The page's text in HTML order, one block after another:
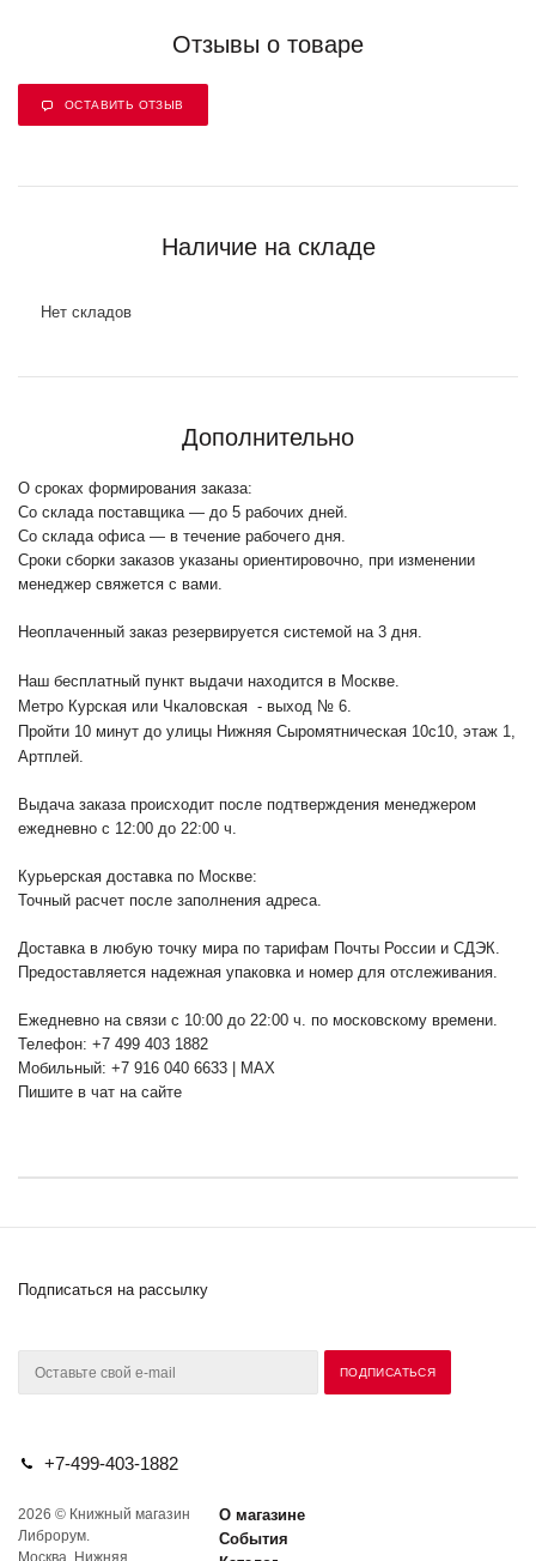
Отзывы о товаре
ОСТАВИТЬ ОТЗЫВ
Наличие на складе
Нет складов
Дополнительно
О сроках формирования заказа:
Со склада поставщика — до 5 рабочих дней.
Со склада офиса — в течение рабочего дня.
Сроки сборки заказов указаны ориентировочно, при изменении
менеджер свяжется с вами.
Неоплаченный заказ резервируется системой на 3 дня.
Наш бесплатный пункт выдачи находится в Москве.
Метро Курская или Чкаловская - выход № 6.
Пройти 10 минут до улицы Нижняя Сыромятническая 10с10, этаж 1,
Артплей.
Выдача заказа происходит после подтверждения менеджером
ежедневно с 12:00 до 22:00 ч.
Курьерская доставка по Москве:
Точный расчет после заполнения адреса.
Доставка в любую точку мира по тарифам Почты России и СДЭК.
Предоставляется надежная упаковка и номер для отслеживания.
Ежедневно на связи с 10:00 до 22:00 ч. по московскому времени.
Телефон: +7 499 403 1882
Мобильный: +7 916 040 6633 | MAX
Пишите в чат на сайте
Подписаться на рассылку
+7-499-403-1882
2026 © Книжный магазин
Либрорум.
Москва, Нижняя
О магазине
События